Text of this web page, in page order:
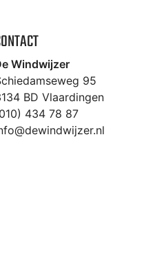
Windwijzer
95
BD Vlaardingen
434 78 87